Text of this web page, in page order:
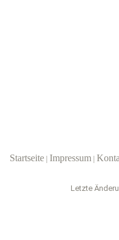
Startseite| Impressum|
Letzte